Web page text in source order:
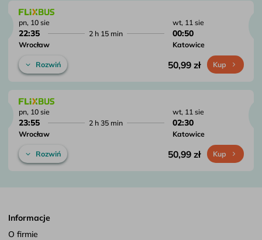
pn, 10 sie
22:35
2 h 15 min
Wrocław
wt, 11 sie
00:50
Katowice
Rozwiń 50,99 zł Kup
pn, 10 sie
23:55
2 h 35 min
Wrocław
wt, 11 sie
02:30
Katowice
Rozwiń 50,99 zł Kup
Informacje
O firmie